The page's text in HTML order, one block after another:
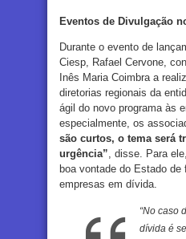
Eventos de Divulgação
Durante o evento de
Ciesp, Rafael Cervone,
Inês Maria Coimbra a
diretorias regionais da
ágil do novo programa às
especialmente, os
são curtos, o tema será
urgência” , disse. Para
boa vontade do Estado
empresas em dívida.
“No caso
dívida é